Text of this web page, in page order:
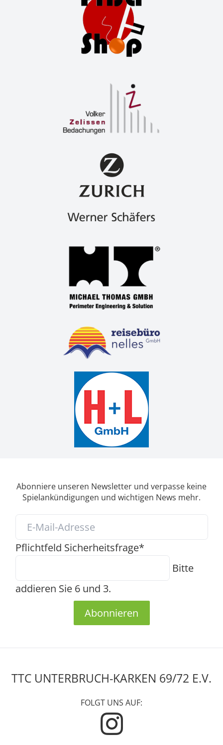
Abonniere unseren Newsletter und verpasse keine
Spielankündigungen und wichtigen News mehr.
Pflichtfeld Sicherheitsfrage*
Bitte
addieren Sie 6 und 3.
Abonnieren
TTC UNTERBRUCH-KARKEN 69/72 E.V.
FOLGT UNS AUF: